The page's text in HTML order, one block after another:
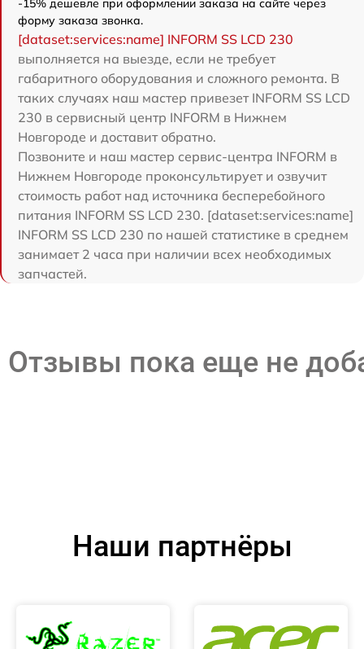
-15% дешевле при оформлении заказа на сайте через
форму заказа звонка.
[dataset:services:name] INFORM SS LCD 230
выполняется на выезде, если не требует
габаритного оборудования и сложного ремонта. В
таких случаях наш мастер привезет INFORM SS LCD
230 в сервисный центр INFORM в Нижнем
Новгороде и доставит обратно.
Позвоните и наш мастер сервис-центра INFORM в
Нижнем Новгороде проконсультирует и озвучит
стоимость работ над источника бесперебойного
питания INFORM SS LCD 230. [dataset:services:name]
INFORM SS LCD 230 по нашей статистике в среднем
занимает 2 часа при наличии всех необходимых
запчастей.
Отзывы пока еще не
Наши партнёры